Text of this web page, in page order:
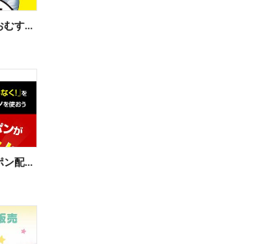
【おトク】大谷選手ファミマおむすび割
【おトク】お店で使えるクーポン配信中